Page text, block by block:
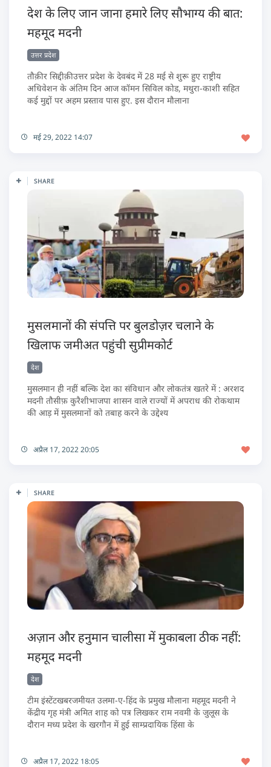
देश के लिए जान जाना हमारे लिए सौभाग्य की बात:
महमूद मदनी
उत्तर प्रदेश
तौक़ीर सिद्दीक़ीउत्तर प्रदेश के देवबंद में 28 मई से शुरू हुए राष्ट्रीय
अधिवेशन के अंतिम दिन आज कॉमन सिविल कोड, मथुरा-काशी सहित
कई मुद्दों पर अहम प्रस्ताव पास हुए. इस दौरान मौलाना
मई 29, 2022 14:07
SHARE
मुसलमानों की संपत्ति पर बुलडोज़र चलाने के
खिलाफ जमीअत पहुंची सुप्रीमकोर्ट
देश
मुसलमान ही नहीं बल्कि देश का संविधान और लोकतंत्र खतरे में : अरशद
मदनी तौसीफ़ कुरैशीभाजपा शासन वाले राज्यों में अपराध की रोकथाम
की आड़ में मुसलमानों को तबाह करने के उद्देश्य
अप्रैल 17, 2022 20:05
SHARE
अज़ान और हनुमान चालीसा में मुकाबला ठीक नहीं:
महमूद मदनी
देश
टीम इंस्टेंटखबरजमीयत उलमा-ए-हिंद के प्रमुख मौलाना महमूद मदनी ने
केंद्रीय गृह मंत्री अमित शाह को पत्र लिखकर राम नवमी के जुलूस के
दौरान मध्य प्रदेश के खरगौन में हुई साम्प्रदायिक हिंसा के
अप्रैल 17, 2022 18:05